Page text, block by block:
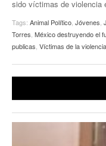
sido víctimas de violencia
Tags: Animal Político Jóvenes
Torres México destruyendo el
publicas Víctimas de la violencia